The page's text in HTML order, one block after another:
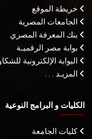
خريطة الموقع
الجامعات المصرية
بنك المعرفة المصري
بوابة مصر الرقميـة
البوابة الإلكترونية
المزيـد . . .
الكليات و البرامج النوعية
كليات الجامعة